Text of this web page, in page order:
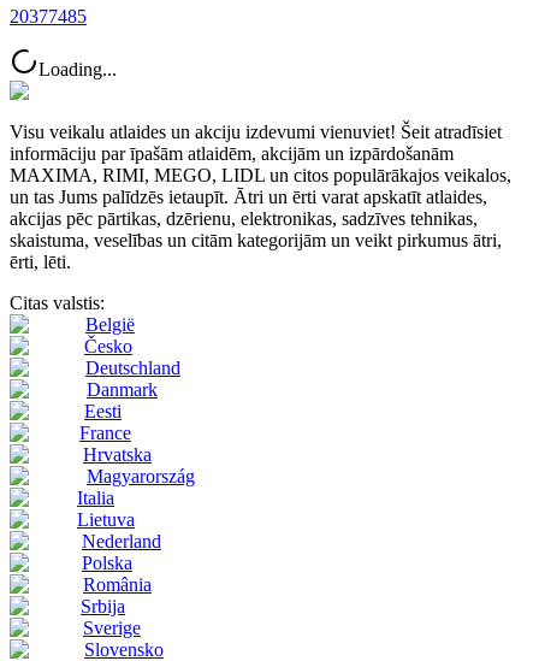
20377485
Loading...
Visu veikalu atlaides un akciju izdevumi vienuviet! Šeit atradīsiet
informāciju par īpašām atlaidēm, akcijām un izpārdošanām
MAXIMA, RIMI, MEGO, LIDL un citos populārākajos veikalos,
un tas Jums palīdzēs ietaupīt. Ātri un ērti varat apskatīt atlaides,
akcijas pēc pārtikas, dzērienu, elektronikas, sadzīves tehnikas,
skaistuma, veselības un citām kategorijām un veikt pirkumus ātri,
ērti, lēti.
Citas valstis:
België
Česko
Deutschland
Danmark
Eesti
France
Hrvatska
Magyarország
Italia
Lietuva
Nederland
Polska
România
Srbija
Sverige
Slovensko